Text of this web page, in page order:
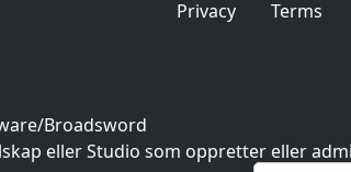
Privacy Terms
Broadsword
eller Studio som oppretter eller